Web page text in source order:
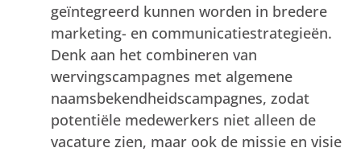
geïntegreerd kunnen worden in bredere
marketing- en communicatiestrategieën.
Denk aan het combineren van
wervingscampagnes met algemene
naamsbekendheidscampagnes, zodat
potentiële medewerkers niet alleen de
vacature zien, maar ook de missie en visie